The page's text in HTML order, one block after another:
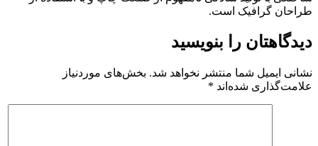
طراحان گرافیک است.
دیدگاهتان را بنویسید
نشانی ایمیل شما منتشر نخواهد شد. بخش‌های موردنیاز
علامت‌گذاری شده‌اند *